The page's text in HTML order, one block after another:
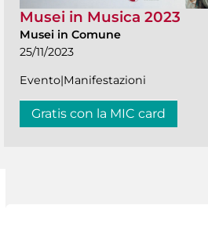
Musei in Musica 2023
Musei in Comune
25/11/2023
Evento|Manifestazioni
Gratis con la MIC card